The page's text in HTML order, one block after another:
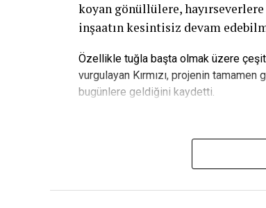
koyan gönüllülere,
inşaatın kesintisiz devam
Özellikle tuğla başta olmak üzere
vurgulayan Kırmızı, projenin tamamen
bugünlere geldiğini kaydetti.
“Bu Proje Gençlerin